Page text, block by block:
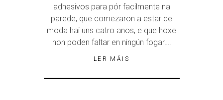
adhesivos para pór facilmente na
parede, que comezaron a estar de
moda hai uns catro anos, e que hoxe
non poden faltar en ningún fogar….
LER MÁIS